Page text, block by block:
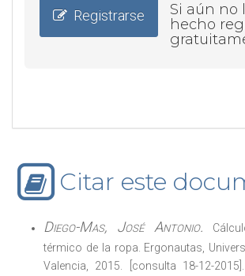
Registrarse
Si aún no
hecho
Citar este
Diego-Mas, José Antonio.
térmico de la ropa. Ergonautas,
Valencia, 2015. [consulta 18-12-